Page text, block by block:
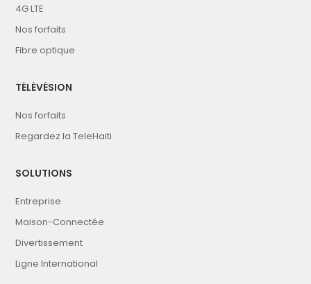
4G LTE
Nos forfaits
Fibre optique
TÉLÉVÉSION
Nos forfaits
Regardez la TeleHaiti
SOLUTIONS
Entreprise
Maison-Connectée
Divertissement
Ligne International